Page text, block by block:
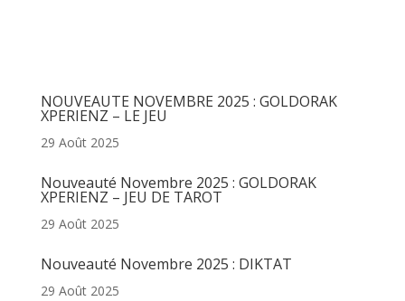
NOUVEAUTE NOVEMBRE 2025 : GOLDORAK
XPERIENZ – LE JEU
29 Août 2025
Nouveauté Novembre 2025 : GOLDORAK
XPERIENZ – JEU DE TAROT
29 Août 2025
Nouveauté Novembre 2025 : DIKTAT
29 Août 2025